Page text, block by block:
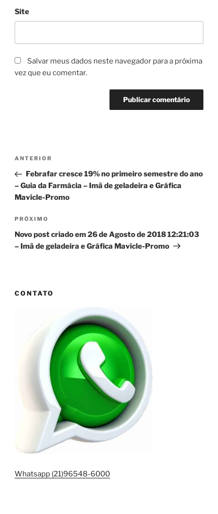
Site
Salvar meus dados neste navegador para a próxima
vez que eu comentar.
Navegação
Post
Post
anterior
ANTERIOR
Febrafar cresce 19% no primeiro semestre do ano
– Guia da Farmácia – Imã de geladeira e Gráfica
Mavicle-Promo
Próximo
post
PRÓXIMO
Novo post criado em 26 de Agosto de 2018 12:21:03
– Imã de geladeira e Gráfica Mavicle-Promo
CONTATO
Whatsapp (21)96548-6000